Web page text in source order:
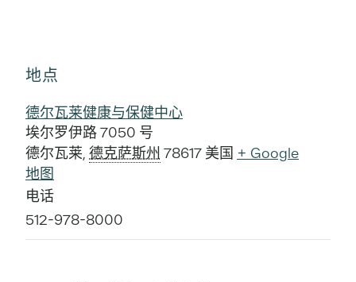
地点
德尔瓦莱健康与保健中心
埃尔罗伊路 7050 号
德尔瓦莱, 德克萨斯州 78617 美国 + Google
地图
电话
512-978-8000